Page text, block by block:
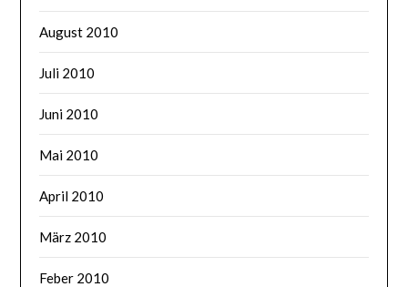
August 2010
Juli 2010
Juni 2010
Mai 2010
April 2010
März 2010
Feber 2010